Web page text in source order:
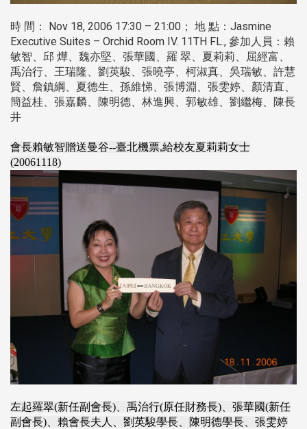
時 間： Nov 18, 2006 17:30 – 21:00； 地 點：Jasmine
Executive Suites – Orchid Room IV. 11TH FL., 參加人員：賴
敏智、邱 燁、魏亦堅、張華國、羅 翠、夏莉莉、屈經富、
禹治行、王瑞隆、劉英駿、張曉亭、柯淑真、吳瑞敏、許慧
賢、詹鎮綱、夏德生、孫維悌、張博淵、張雯婷、顏清直、
簡益桂、張嘉麟、陳明德、林進興、郭敏雄、劉繼梅、陳長
井
會長賴敏智贈送曼谷--臺北機票,給校友夏莉莉女士
(20061118)
左起羅翠(新任副會長)、禹治行(原任財務長)、張華國(新任
副會長)、賴會長夫人、劉英駿學長、陳明德學長、張雯婷